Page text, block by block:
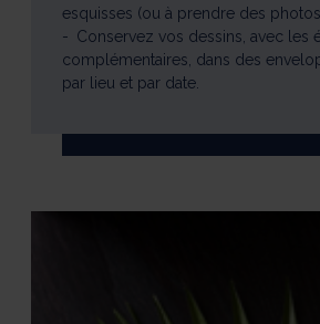
esquisses (ou à prendre des
Conservez vos dessins, avec les
complémentaires, dans des
par lieu et par date.